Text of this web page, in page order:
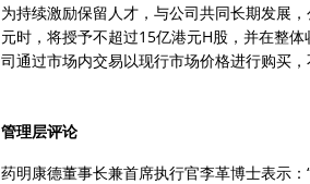
为持续激励保留人才，与公司共同长期发展
元时，将授予不超过15亿港元H股，并在整
司通过市场内交易以现行市场价格进行购买，
管理层评论
药明康德董事长兼首席执行官李革博士表示